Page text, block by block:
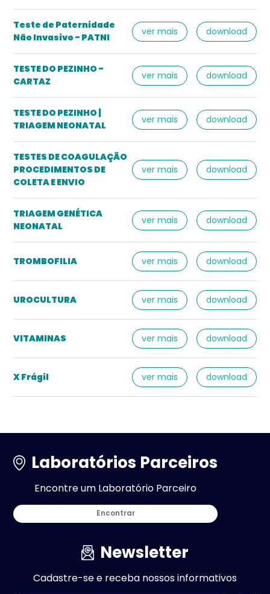
Teste de Paternidade
Não Invasivo - PATNI
ver mais download
TESTE DO PEZINHO -
CARTAZ
ver mais download
TESTE DO PEZINHO |
TRIAGEM NEONATAL
ver mais download
TESTES DE COAGULAÇÃO
PROCEDIMENTOS DE
COLETA E ENVIO
ver mais download
TRIAGEM GENÉTICA
NEONATAL
ver mais download
TROMBOFILIA ver mais download
UROCULTURA ver mais download
VITAMINAS ver mais download
X Frágil ver mais download
Laboratórios Parceiros
Encontre um Laboratório Parceiro
Encontrar
Newsletter
Cadastre-se e receba nossos informativos